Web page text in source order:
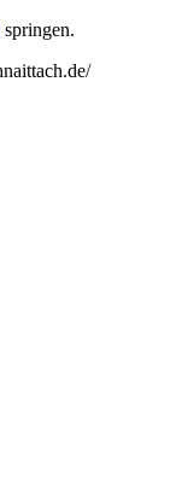
springen.